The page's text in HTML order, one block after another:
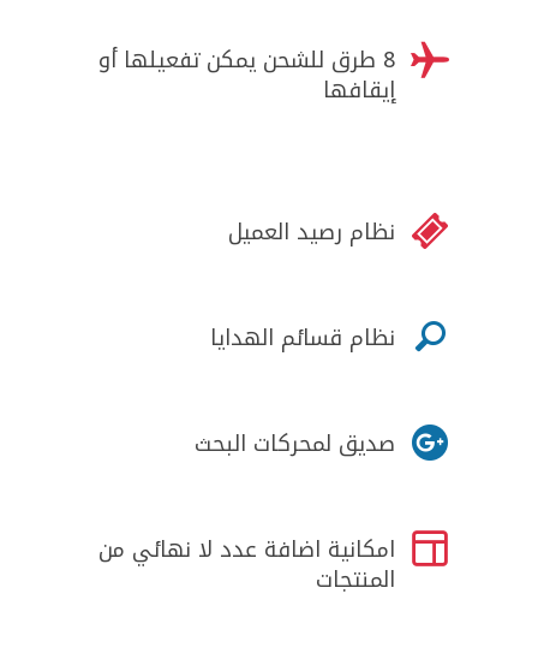

8 طرق للشحن يمكن تفعيلها أو
إيقافها
 نظام رصيد العميل
 نظام قسائم الهدايا
 صديق لمحركات البحث
 امكانية اضافة عدد لا نهائي من
المنتجات